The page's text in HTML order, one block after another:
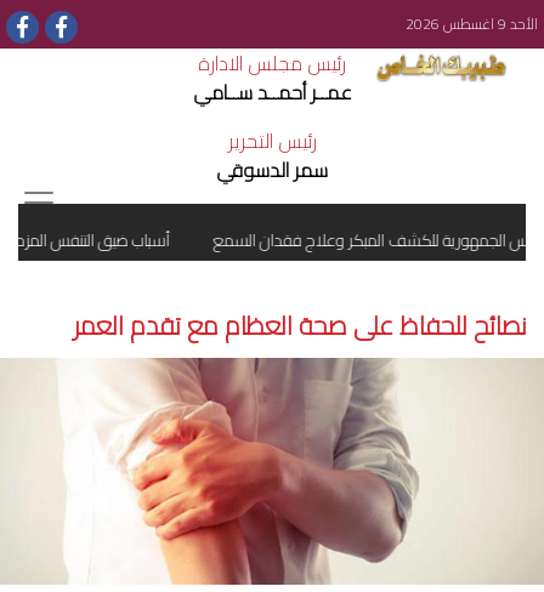
الأحد 9 اغسطس 2026
رئيس مجلس الادارة
عمــر أحمــد ســامي
رئيس التحرير
سمر الدسوقي
أسباب ضيق التنفس المزمن
نصائح للحفاظ على صحة العظام مع تقدم العمر